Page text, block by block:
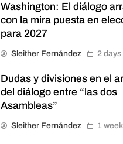
Washington: El diálogo
con la mira puesta en
para 2027
Sleither Fernández 2
Dudas y divisiones en el
del diálogo entre “las dos
Asambleas”
Sleither Fernández 1